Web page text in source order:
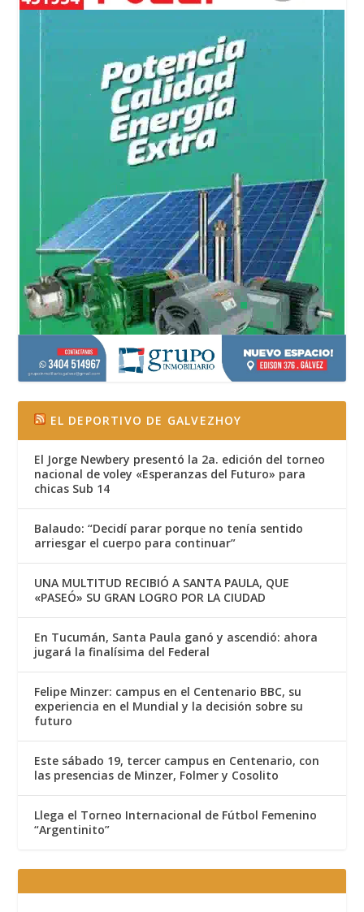
EL DEPORTIVO DE GALVEZHOY
El Jorge Newbery presentó la 2a. edición del torneo
nacional de voley «Esperanzas del Futuro» para
chicas Sub 14
Balaudo: “Decidí parar porque no tenía sentido
arriesgar el cuerpo para continuar”
UNA MULTITUD RECIBIÓ A SANTA PAULA, QUE
«PASEÓ» SU GRAN LOGRO POR LA CIUDAD
En Tucumán, Santa Paula ganó y ascendió: ahora
jugará la finalísima del Federal
Felipe Minzer: campus en el Centenario BBC, su
experiencia en el Mundial y la decisión sobre su
futuro
Este sábado 19, tercer campus en Centenario, con
las presencias de Minzer, Folmer y Cosolito
Llega el Torneo Internacional de Fútbol Femenino
“Argentinito”